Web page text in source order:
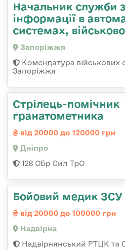
Начальник служби
інформації в
системах,
Запоріжжя
Комендатура військових
Запоріжжя
Стрілець-помічник
гранатометника
від 20000 до 120000 грн
Дніпро
128 ОБр Сил ТрО
Бойовий медик ЗСУ
від 20000 до 100000 грн
Надвірна
Надвірнянський РТЦК та